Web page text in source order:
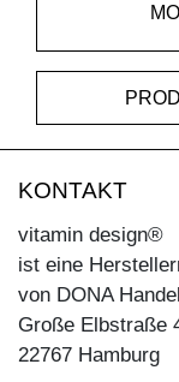
KONTAKT
vitamin design®
ist eine
von DONA
Große Elbstraße
22767 Hamburg